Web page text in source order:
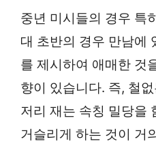
중년 미시들의 경우 특
대 초반의 경우 만남에
를 제시하여 애매한 것
향이 있습니다. 즉, 철
저리 재는 속칭 밀당을
거슬리게 하는 것이 거